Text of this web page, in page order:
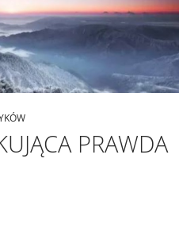
PRAWDA